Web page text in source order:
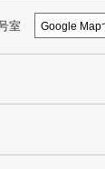
室 Google Map